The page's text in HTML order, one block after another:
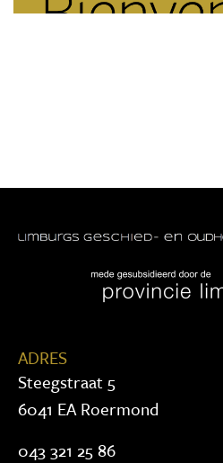
ADRES
Steegstraat 5
6041 EA Roermond
043 321 25 86